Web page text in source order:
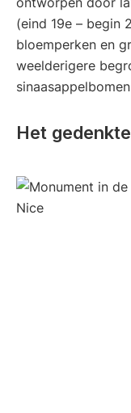
(eind 19e – begin
bloemperken en
weelderigere
Het